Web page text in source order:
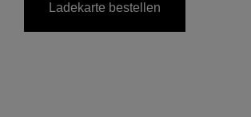
Ladekarte bestellen